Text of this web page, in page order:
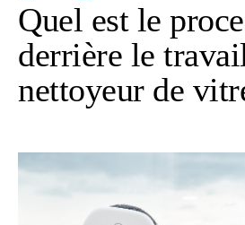
Quel est le
derrière le
nettoyeur de